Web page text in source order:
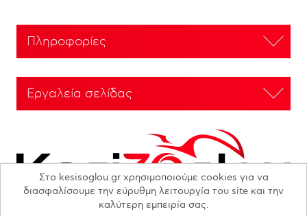
Πληροφορίες
Εργαλεία σελίδας
Στο kesisoglou.gr χρησιμοποιούμε cookies για να
διασφαλίσουμε την εύρυθμη λειτουργία του site και την
καλύτερη εμπειρία σας.